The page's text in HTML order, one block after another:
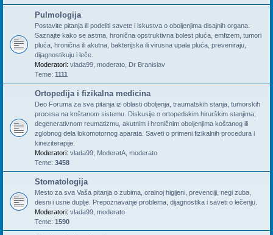
Pulmologija
Postavite pitanja ili podeliti savete i iskustva o oboljenjima disajnih organa.
Saznajte kako se astma, hronična opstruktivna bolest pluća, emfizem, tumori
pluća, hronična ili akutna, bakterijska ili virusna upala pluća, preveniraju,
dijagnostikuju i leče.
Moderatori: vlada99 moderato Dr Branislav
Teme: 1111
Ortopedija i fizikalna medicina
Deo Foruma za sva pitanja iz oblasti oboljenja, traumatskih stanja, tumorskih
procesa na koštanom sistemu. Diskusije o ortopedskim hirurškim stanjima,
degenerativnom reumatizmu, akutnim i hroničnim oboljenjima koštanog ili
zglobnog dela lokomotornog aparata. Saveti o primeni fizikalnih procedura i
kineziterapije.
Moderatori: vlada99 ModeratA moderato
Teme: 3458
Stomatologija
Mesto za sva Vaša pitanja o zubima, oralnoj higijeni, prevenciji, negi zuba,
desni i usne duplje. Prepoznavanje problema, dijagnostika i saveti o lečenju.
Moderatori: vlada99 moderato
Teme: 1590